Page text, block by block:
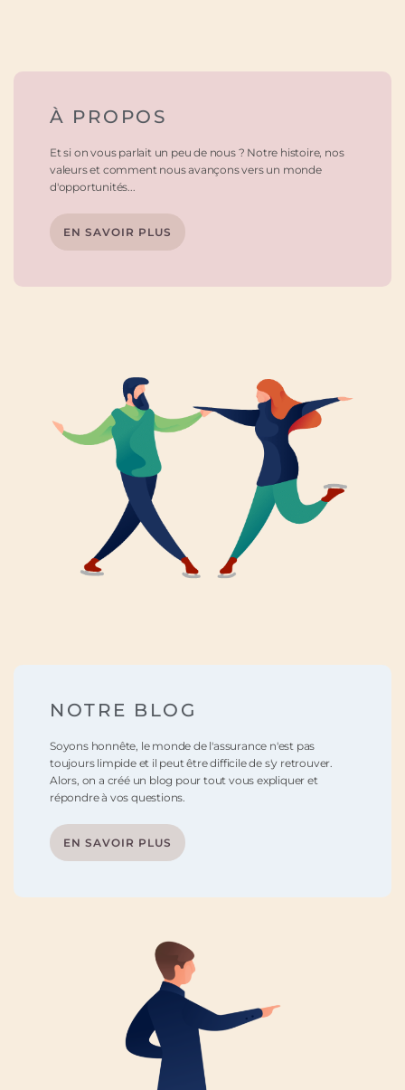
À PROPOS
Et si on vous parlait un peu de nous ? Notre histoire, nos
valeurs et comment nous avançons vers un monde
d'opportunités...
EN SAVOIR PLUS
NOTRE BLOG
Soyons honnête, le monde de l'assurance n'est pas
toujours limpide et il peut être difficile de s'y retrouver.
Alors, on a créé un blog pour tout vous expliquer et
répondre à vos questions.
EN SAVOIR PLUS